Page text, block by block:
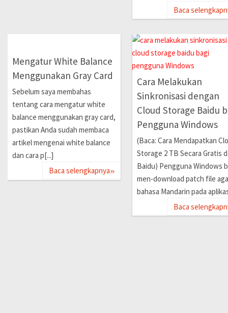
Baca
Mengatur White Balance
Menggunakan Gray Card
Sebelum saya membahas
tentang cara mengatur white
balance menggunakan gray card,
pastikan Anda sudah membaca
artikel mengenai white balance
dan cara p[...]
Baca selengkapnya»
Cara Melakukan
Sinkronisasi dengan
Cloud Storage Baidu
Pengguna Windows
(Baca: Cara Mendapatkan
Storage 2 TB Secara Gratis
Baidu) Pengguna Windows
men-download patch file
bahasa Mandarin pada
Baca